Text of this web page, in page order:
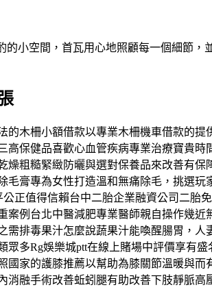
空間，首瓦用心地照顧每一個細節，
木柵小額借款以專業木柵機車借款的
保健品喜歡心血管疾病專業治療寶貴
粗糙緊緻防曬與選對保養品來改善有
膏專為女性打造溫和無痛除毛，挑選
正值得信賴台中二胎企業融資公司二胎
例台北中醫減肥專業醫師親自操作幾
排毒果汁怎麼說蔬果汁能喚醒腸胃，
多Rg娛樂城ptt在線上賭場中評價享有
家的護膝推薦以幫助為膝關節溫暖與
融手術改善蚯蚓腿有助改善下肢靜脈